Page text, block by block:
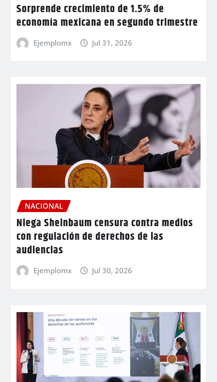
Sorprende crecimiento de 1.5% de
economía mexicana en segundo trimestre
Ejemplomx Jul 31, 2026
NACIONAL
Niega Sheinbaum censura contra medios
con regulación de derechos de las
audiencias
Ejemplomx Jul 30, 2026